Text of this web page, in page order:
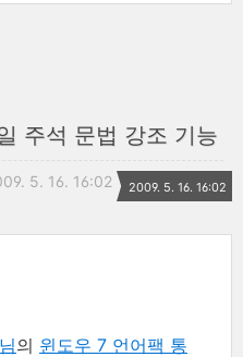
주석 문법 강조 기능
5. 16. 16:02 2009. 5. 16. 16:02
의 윈도우 7 언어팩 통